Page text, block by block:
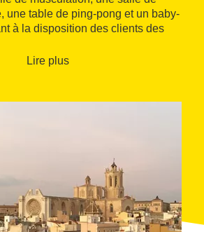
une table de ping-pong et un baby-
à la disposition des clients des
Lire plus